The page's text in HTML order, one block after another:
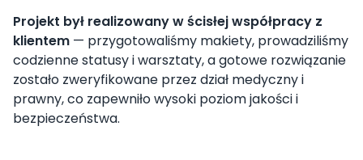
Projekt był realizowany w ścisłej współpracy z
klientem — przygotowaliśmy makiety, prowadziliśmy
codzienne statusy i warsztaty, a gotowe rozwiązanie
zostało zweryfikowane przez dział medyczny i
prawny, co zapewniło wysoki poziom jakości i
bezpieczeństwa.